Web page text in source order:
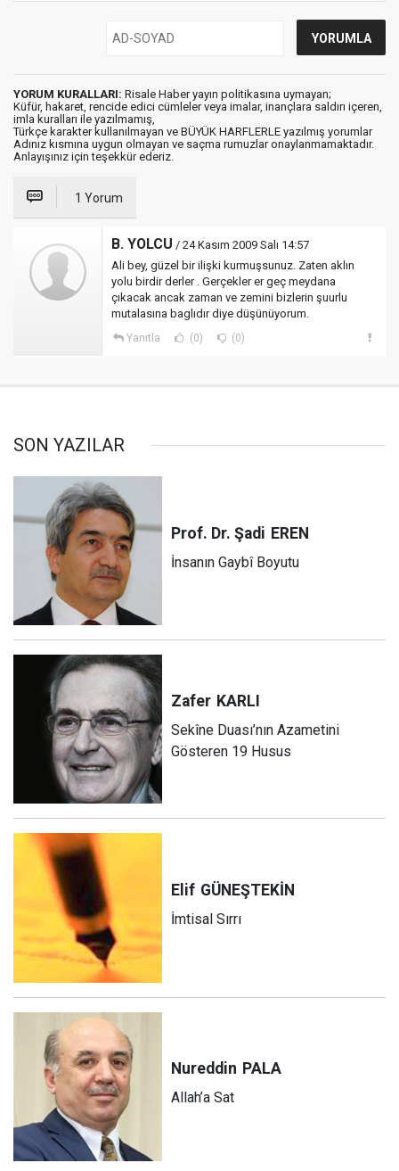
YORUM KURALLARI: Risale Haber yayın politikasına uymayan;
Küfür, hakaret, rencide edici cümleler veya imalar, inançlara saldırı içeren,
imla kuralları ile yazılmamış,
Türkçe karakter kullanılmayan ve BÜYÜK HARFLERLE yazılmış yorumlar
Adınız kısmına uygun olmayan ve saçma rumuzlar onaylanmamaktadır.
Anlayışınız için teşekkür ederiz.
1 Yorum
B. YOLCU / 24 Kasım 2009 Salı 14:57
Ali bey, güzel bir ilişki kurmuşsunuz. Zaten aklın
yolu birdir derler . Gerçekler er geç meydana
çıkacak ancak zaman ve zemini bizlerin şuurlu
mutalasına baglıdır diye düşünüyorum.
Yanıtla (0) (0)
SON YAZILAR
Prof. Dr. Şadi EREN
İnsanın Gaybî Boyutu
Zafer KARLI
Sekîne Duası’nın Azametini
Gösteren 19 Husus
Elif GÜNEŞTEKİN
İmtisal Sırrı
Nureddin PALA
Allah’a Sat